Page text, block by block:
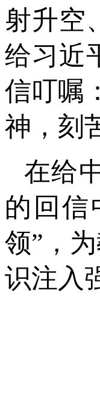
射升空
给习近
信叮嘱
神，刻
在给
的回信
领”，
识注入